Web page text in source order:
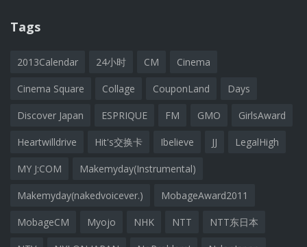
Tags
2013Calendar 24小时 CM Cinema
Cinema Square Collage CouponLand Days
Discover Japan ESPRIQUE FM GMO GirlsAward
Heartwilldrive Hit's交换卡 Ibelieve JJ LegalHigh
MY J:COM Makemyday(Instrumental)
Makemyday(nakedvoicever.) MobageAward2011
MobageCM Myojo NHK NTT NTT东日本